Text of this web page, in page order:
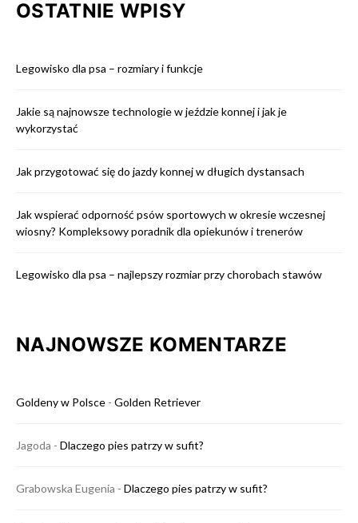
OSTATNIE WPISY
Legowisko dla psa – rozmiary i funkcje
Jakie są najnowsze technologie w jeździe konnej i jak je
wykorzystać
Jak przygotować się do jazdy konnej w długich dystansach
Jak wspierać odporność psów sportowych w okresie wczesnej
wiosny? Kompleksowy poradnik dla opiekunów i trenerów
Legowisko dla psa – najlepszy rozmiar przy chorobach stawów
NAJNOWSZE KOMENTARZE
Goldeny w Polsce - Golden Retriever
Jagoda - Dlaczego pies patrzy w sufit?
Grabowska Eugenia - Dlaczego pies patrzy w sufit?